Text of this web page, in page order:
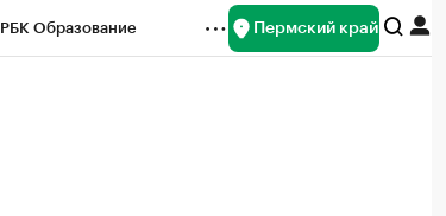
РБК Образование Пермский край